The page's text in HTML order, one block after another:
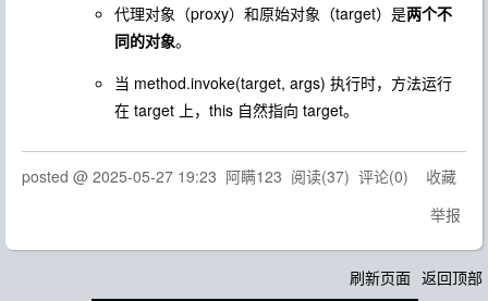
代理对象（proxy）和原始对象（target）是两个不
同的对象。
当 method.invoke(target, args) 执行时，方法运行
在 target 上， this 自然指向 target。
posted @ 2025-05-27 19:23 阿瞒123 阅读(37) 评论(0) 收藏
举报
刷新页面 返回顶部